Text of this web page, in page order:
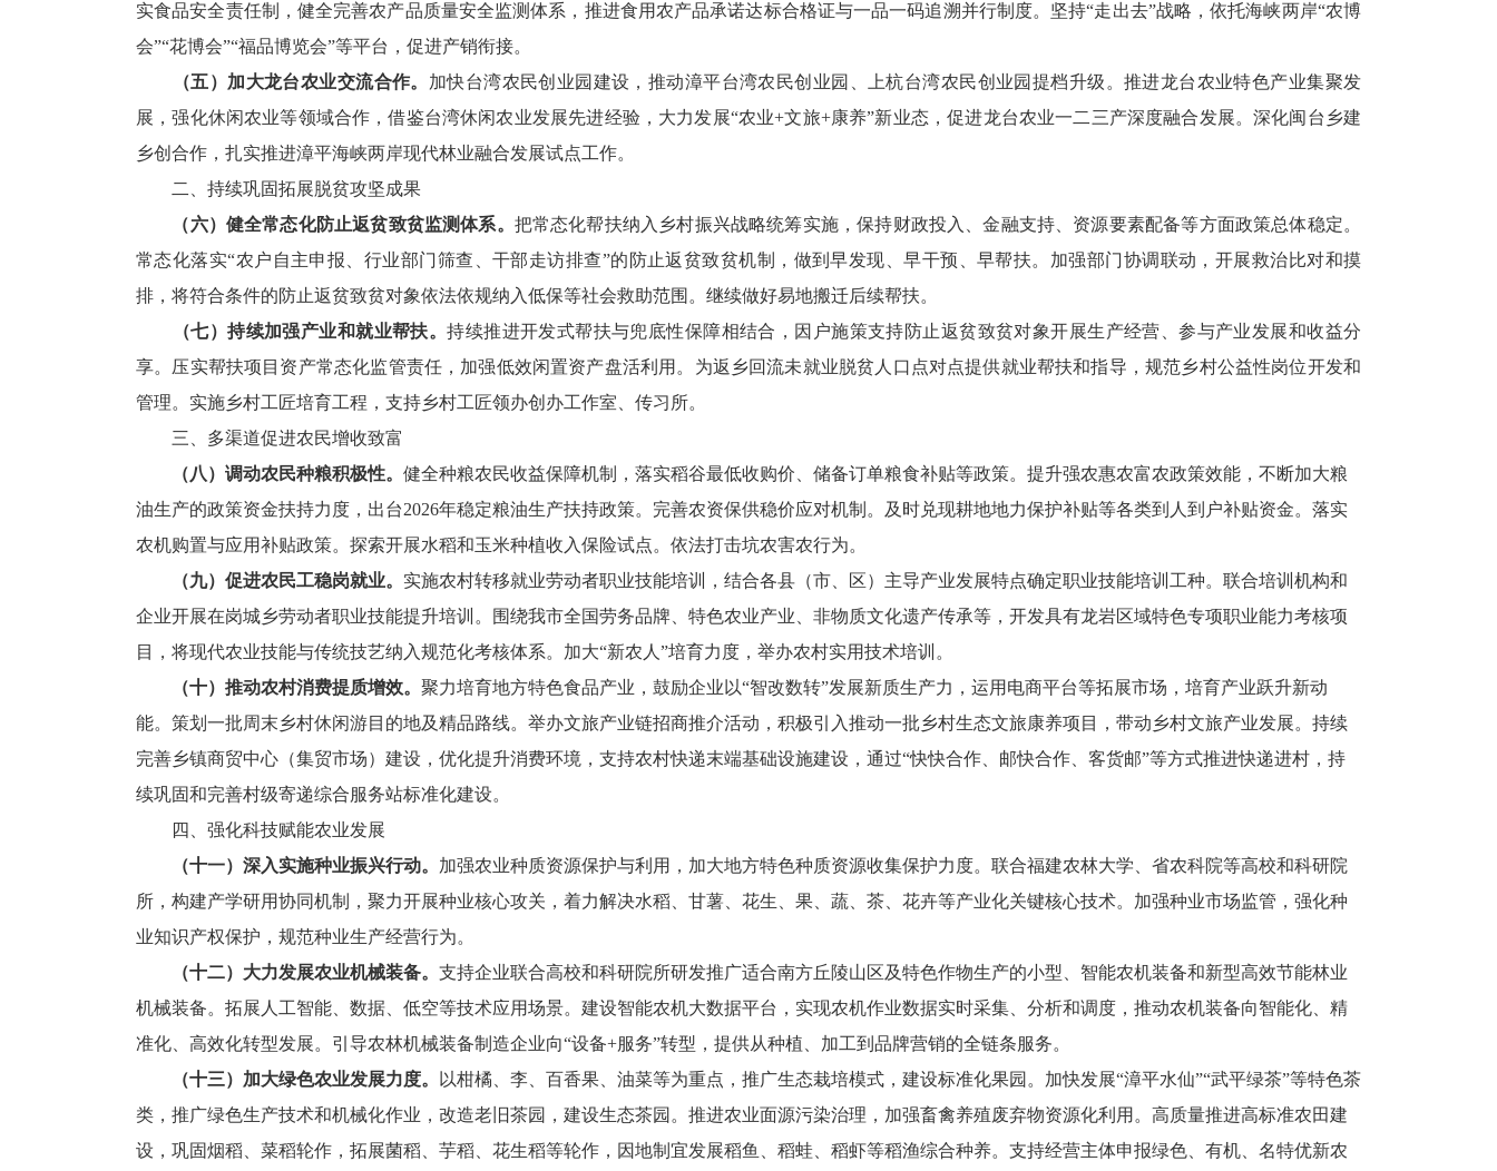
实食品安全责任制，健全完善农产品质量安全监测体系，推进食用农产品承诺达标合格证与一品一码追溯并行制度。坚持“走出去”战略，依托海峡两岸“农博
会”“花博会”“福品博览会”等平台，促进产销衔接。
（五）加大龙台农业交流合作。 加快台湾农民创业园建设，推动漳平台湾农民创业园、上杭台湾农民创业园提档升级。推进龙台农业特色产业集聚发
展，强化休闲农业等领域合作，借鉴台湾休闲农业发展先进经验，大力发展“农业+文旅+康养”新业态，促进龙台农业一二三产深度融合发展。深化闽台乡建
乡创合作，扎实推进漳平海峡两岸现代林业融合发展试点工作。
二、持续巩固拓展脱贫攻坚成果
（六）健全常态化防止返贫致贫监测体系。 把常态化帮扶纳入乡村振兴战略统筹实施，保持财政投入、金融支持、资源要素配备等方面政策总体稳定。
常态化落实“农户自主申报、行业部门筛查、干部走访排查”的防止返贫致贫机制，做到早发现、早干预、早帮扶。加强部门协调联动，开展救治比对和摸
排，将符合条件的防止返贫致贫对象依法依规纳入低保等社会救助范围。继续做好易地搬迁后续帮扶。
（七）持续加强产业和就业帮扶。持续推进开发式帮扶与兜底性保障相结合，因户施策支持防止返贫致贫对象开展生产经营、参与产业发展和收益分
享。压实帮扶项目资产常态化监管责任，加强低效闲置资产盘活利用。为返乡回流未就业脱贫人口点对点提供就业帮扶和指导，规范乡村公益性岗位开发和
管理。实施乡村工匠培育工程，支持乡村工匠领办创办工作室、传习所。
三、多渠道促进农民增收致富
（八）调动农民种粮积极性。 健全种粮农民收益保障机制，落实稻谷最低收购价、储备订单粮食补贴等政策。提升强农惠农富农政策效能，不断加大粮
油生产的政策资金扶持力度，出台2026年稳定粮油生产扶持政策。完善农资保供稳价应对机制。及时兑现耕地地力保护补贴等各类到人到户补贴资金。落实
农机购置与应用补贴政策。探索开展水稻和玉米种植收入保险试点。依法打击坑农害农行为。
（九）促进农民工稳岗就业。 实施农村转移就业劳动者职业技能培训，结合各县（市、区）主导产业发展特点确定职业技能培训工种。联合培训机构和
企业开展在岗城乡劳动者职业技能提升培训。围绕我市全国劳务品牌、特色农业产业、非物质文化遗产传承等，开发具有龙岩区域特色专项职业能力考核项
目，将现代农业技能与传统技艺纳入规范化考核体系。加大“新农人”培育力度，举办农村实用技术培训。
（十）推动农村消费提质增效。 聚力培育地方特色食品产业，鼓励企业以“智改数转”发展新质生产力，运用电商平台等拓展市场，培育产业跃升新动
能。策划一批周末乡村休闲游目的地及精品路线。举办文旅产业链招商推介活动，积极引入推动一批乡村生态文旅康养项目，带动乡村文旅产业发展。持续
完善乡镇商贸中心（集贸市场）建设，优化提升消费环境，支持农村快递末端基础设施建设，通过“快快合作、邮快合作、客货邮”等方式推进快递进村，持
续巩固和完善村级寄递综合服务站标准化建设。
四、强化科技赋能农业发展
（十一）深入实施种业振兴行动。 加强农业种质资源保护与利用，加大地方特色种质资源收集保护力度。联合福建农林大学、省农科院等高校和科研院
所，构建产学研用协同机制，聚力开展种业核心攻关，着力解决水稻、甘薯、花生、果、蔬、茶、花卉等产业化关键核心技术。加强种业市场监管，强化种
业知识产权保护，规范种业生产经营行为。
（十二）大力发展农业机械装备。 支持企业联合高校和科研院所研发推广适合南方丘陵山区及特色作物生产的小型、智能农机装备和新型高效节能林业
机械装备。拓展人工智能、数据、低空等技术应用场景。建设智能农机大数据平台，实现农机作业数据实时采集、分析和调度，推动农机装备向智能化、精
准化、高效化转型发展。引导农林机械装备制造企业向“设备+服务”转型，提供从种植、加工到品牌营销的全链条服务。
（十三）加大绿色农业发展力度。
以柑橘、李、百香果、油菜等为重点，推广生态栽培模式，建设标准化果园。加快发展“漳平水仙”“武平绿茶”等特色茶
类，推广绿色生产技术和机械化作业，改造老旧茶园，建设生态茶园。推进农业面源污染治理，加强畜禽养殖废弃物资源化利用。高质量推进高标准农田建
设，巩固烟稻、菜稻轮作，拓展菌稻、芋稻、花生稻等轮作，因地制宜发展稻鱼、稻蛙、稻虾等稻渔综合种养。支持经营主体申报绿色、有机、名特优新农